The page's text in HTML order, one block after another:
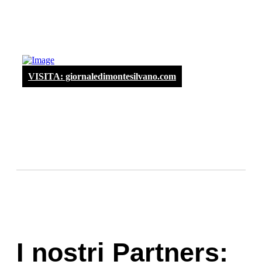
VISITA: giornaledimontesilvano.com
I nostri Partners: